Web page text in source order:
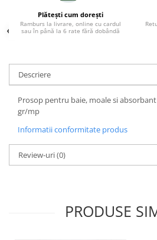
Plătești cum dorești
Ramburs la livrare, online cu cardul
sau în până la 6 rate fără dobândă
Descriere
Prosop pentru baie, moale si
gr/mp
Informatii conformitate produs
Review-uri(0)
PRODUSE